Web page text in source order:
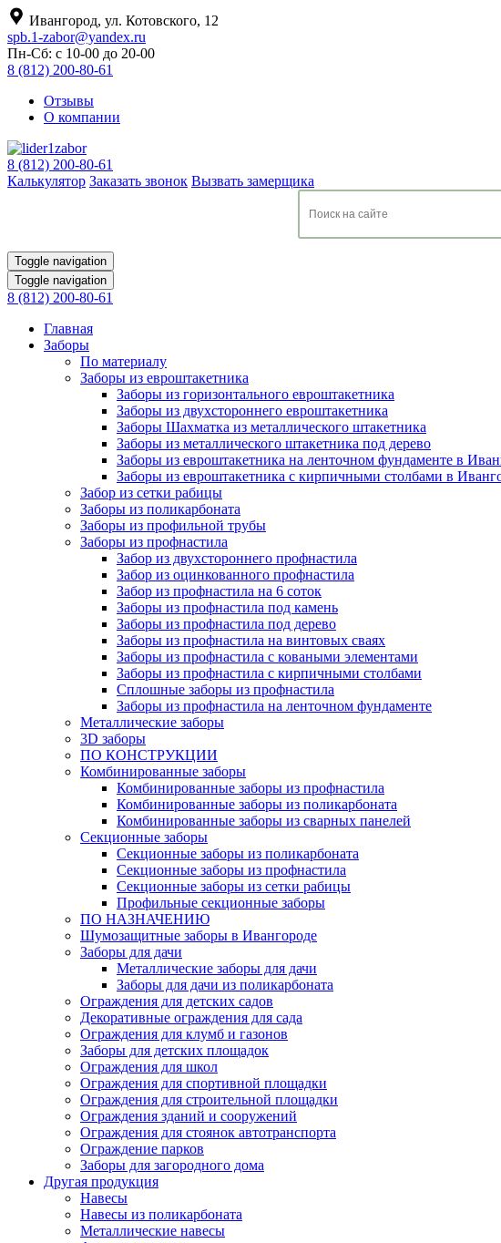
Ивангород, ул. Котовского, 12
spb.1-zabor@yandex.ru
Пн-Сб: с 10-00 до 20-00
8 (812) 200-80-61
Отзывы
О компании
8 (812) 200-80-61
Калькулятор Заказать звонок Вызвать замерщика
Toggle navigation
Toggle navigation
8 (812) 200-80-61
Главная
Заборы
По материалу
Заборы из евроштакетника
Заборы из горизонтального евроштакетника
Заборы из двухстороннего евроштакетника
Заборы Шахматка из металлического штакетника
Заборы из металлического штакетника под дерево
Заборы из евроштакетника на ленточном фундаменте в
Заборы из евроштакетника с кирпичными столбами в
Забор из сетки рабицы
Заборы из поликарбоната
Заборы из профильной трубы
Заборы из профнастила
Забор из двухстороннего профнастила
Забор из оцинкованного профнастила
Забор из профнастила на 6 соток
Заборы из профнастила под камень
Заборы из профнастила под дерево
Заборы из профнастила на винтовых сваях
Заборы из профнастила с коваными элементами
Заборы из профнастила с кирпичными столбами
Сплошные заборы из профнастила
Заборы из профнастила на ленточном фундаменте
Металлические заборы
3D заборы
ПО КОНСТРУКЦИИ
Комбинированные заборы
Комбинированные заборы из профнастила
Комбинированные заборы из поликарбоната
Комбинированные заборы из сварных панелей
Секционные заборы
Секционные заборы из поликарбоната
Секционные заборы из профнастила
Секционные заборы из сетки рабицы
Профильные секционные заборы
ПО НАЗНАЧЕНИЮ
Шумозащитные заборы в Ивангороде
Заборы для дачи
Металлические заборы для дачи
Заборы для дачи из поликарбоната
Ограждения для детских садов
Декоративные ограждения для сада
Ограждения для клумб и газонов
Заборы для детских площадок
Ограждения для школ
Ограждения для спортивной площадки
Ограждения для строительной площадки
Ограждения зданий и сооружений
Ограждения для стоянок автотранспорта
Ограждение парков
Заборы для загородного дома
Другая продукция
Навесы
Навесы из поликарбоната
Металлические навесы